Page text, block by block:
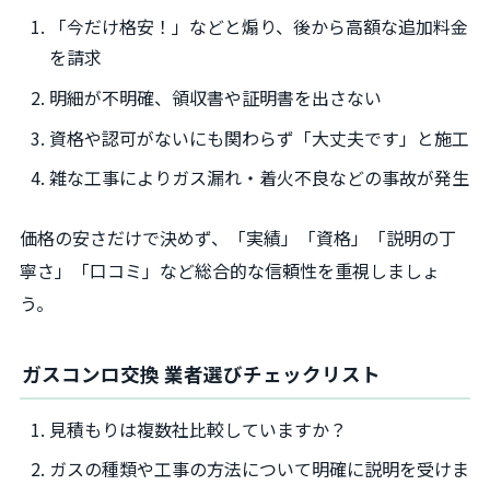
「今だけ格安！」などと煽り、後から高額な追加料金
を請求
明細が不明確、領収書や証明書を出さない
資格や認可がないにも関わらず「大丈夫です」と施工
雑な工事によりガス漏れ・着火不良などの事故が発生
価格の安さだけで決めず、「実績」「資格」「説明の丁
寧さ」「口コミ」など総合的な信頼性を重視しましょ
う。
ガスコンロ交換 業者選びチェックリスト
見積もりは複数社比較していますか？
ガスの種類や工事の方法について明確に説明を受けま